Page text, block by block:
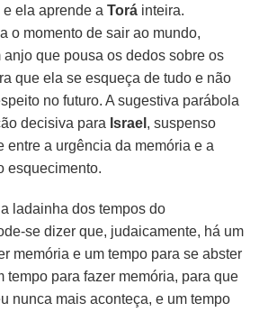
e ela aprende aTorá inteira.
o momento de sair ao mundo,
anjo que pousa os dedos sobre os
que ela se esqueça de tudo e não
no futuro. A sugestiva parábola
decisiva para Israel , suspenso
entre a urgência da memória e a
esquecimento.
ladainha dos tempos do
se dizer que, judaicamente, há um
memória e um tempo para se abster
tempo para fazer memória, para que
nunca mais aconteça, e um tempo